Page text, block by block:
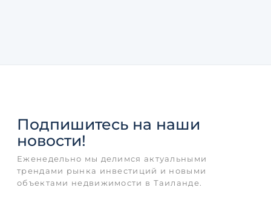
Подпишитесь на наши
новости!
Еженедельно мы делимся актуальными
трендами рынка инвестиций и новыми
объектами недвижимости в Таиланде.